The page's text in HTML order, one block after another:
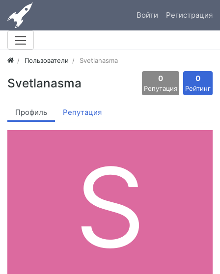
Войти Регистрация
Пользователи Svetlanasma
Svetlanasma 0
Репутация
0
Рейтинг
Профиль Репутация
S